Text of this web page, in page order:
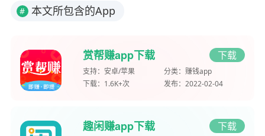
# 本文所包含的App
赏帮赚app下载 下载
支持： 安卓/苹果 分类： 赚钱app
下载： 1.6K+次 发布： 2022-02-04
趣闲赚app下载 下载